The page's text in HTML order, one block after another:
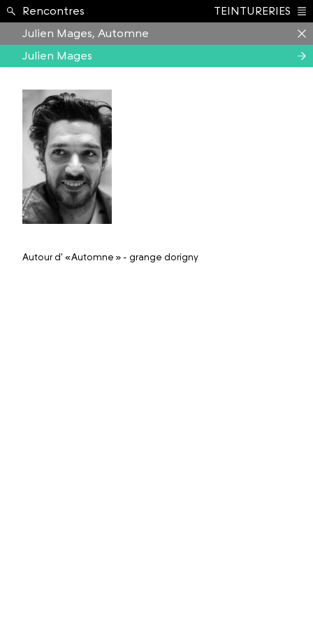
Formation ›
Rencontres
TEINTURERIES
Julien Mages, Automne
Julien Mages
Autour d' « Automne » - grange dorigny